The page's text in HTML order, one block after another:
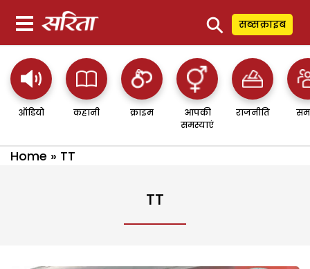
⚲ सब्सक्राइब
ऑडियो कहानी क्राइम
आपकी
समस्याएं
राजनीति
Home » TT
TT